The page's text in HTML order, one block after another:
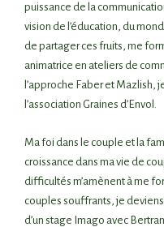
puissance de la
vision de l’éducation, du
de partager ces fruits, me
animatrice en ateliers de
l’approche Faber et Mazlish,
l’association Graines d’Envol.
Ma foi dans le couple et la
croissance dans ma vie de
difficultés m’amènent à me
couples souffrants, je
d’un stage Imago avec